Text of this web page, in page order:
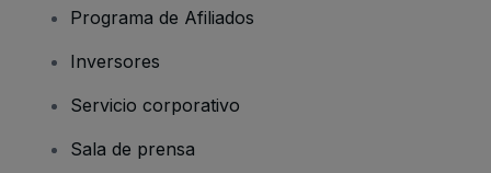
Programa de Afiliados
Inversores
Servicio corporativo
Sala de prensa